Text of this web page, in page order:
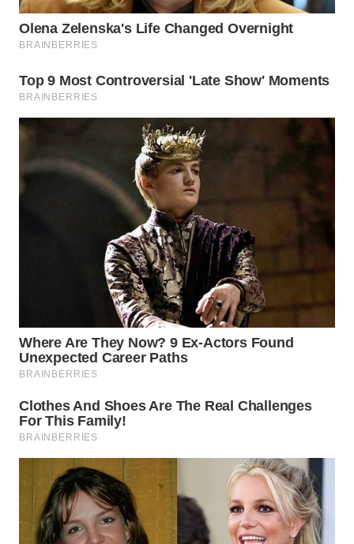
WN DELI
SERDANG
WN
TINGGI
WN
WN
BOGOR
WN
DEPOK
WN
TAPANULI
UTARA
WN